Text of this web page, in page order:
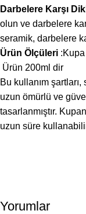
Darbelere Karşı
olun ve darbelere
seramik, darbelere
Ürün Ölçüleri
Ürün 200ml dir
Bu kullanım şartları,
uzun ömürlü ve
tasarlanmıştır.
uzun süre
Yorumlar